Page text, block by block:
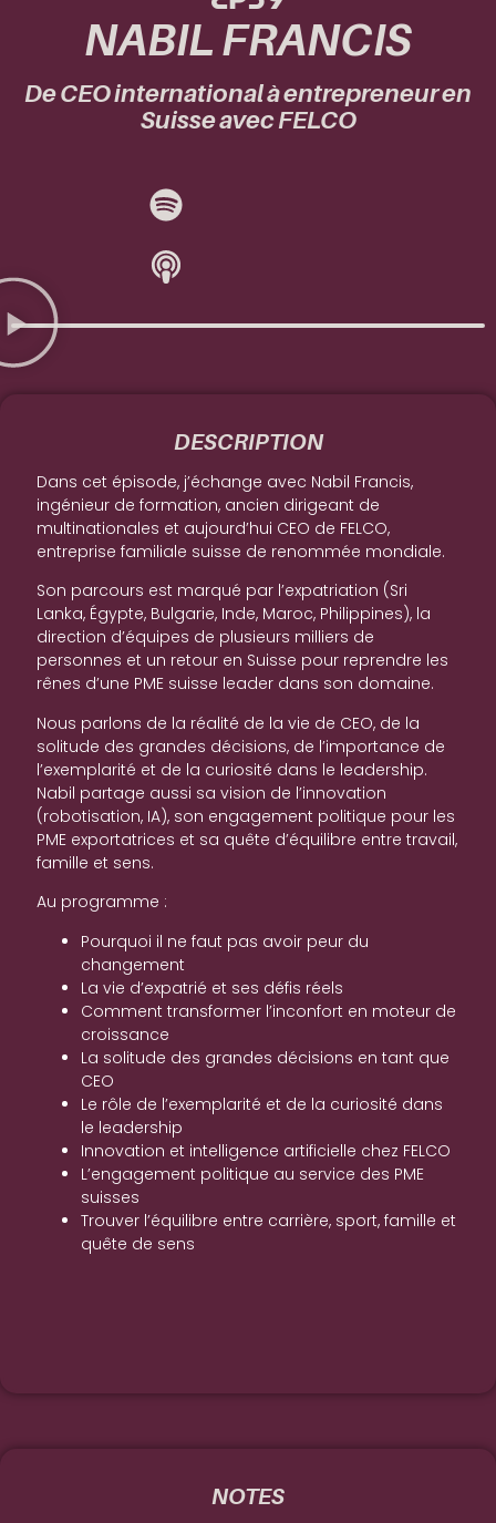
NABIL FRANCIS
De CEO international à entrepreneur en
Suisse avec FELCO
DESCRIPTION
Dans cet épisode, j’échange avec Nabil Francis,
ingénieur de formation, ancien dirigeant de
multinationales et aujourd’hui CEO de FELCO,
entreprise familiale suisse de renommée mondiale.
Son parcours est marqué par l’expatriation (Sri
Lanka, Égypte, Bulgarie, Inde, Maroc, Philippines), la
direction d’équipes de plusieurs milliers de
personnes et un retour en Suisse pour reprendre les
rênes d’une PME suisse leader dans son domaine.
Nous parlons de la réalité de la vie de CEO, de la
solitude des grandes décisions, de l’importance de
l’exemplarité et de la curiosité dans le leadership.
Nabil partage aussi sa vision de l’innovation
(robotisation, IA), son engagement politique pour les
PME exportatrices et sa quête d’équilibre entre travail,
famille et sens.
Au programme :
Pourquoi il ne faut pas avoir peur du
changement
La vie d’expatrié et ses défis réels
Comment transformer l’inconfort en moteur de
croissance
La solitude des grandes décisions en tant que
CEO
Le rôle de l’exemplarité et de la curiosité dans
le leadership
Innovation et intelligence artificielle chez FELCO
L’engagement politique au service des PME
suisses
Trouver l’équilibre entre carrière, sport, famille et
quête de sens
NOTES